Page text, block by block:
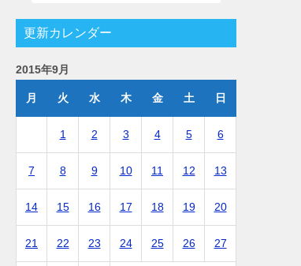
更新カレンダー
2015年9月
月 火 水 木 金 土 日
1 2 3 4 5 6
7 8 9 10 11 12 13
14 15 16 17 18 19 20
21 22 23 24 25 26 27